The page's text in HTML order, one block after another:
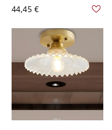
chambre carrée en métal
gris avec 1 ampoule
44,45 €